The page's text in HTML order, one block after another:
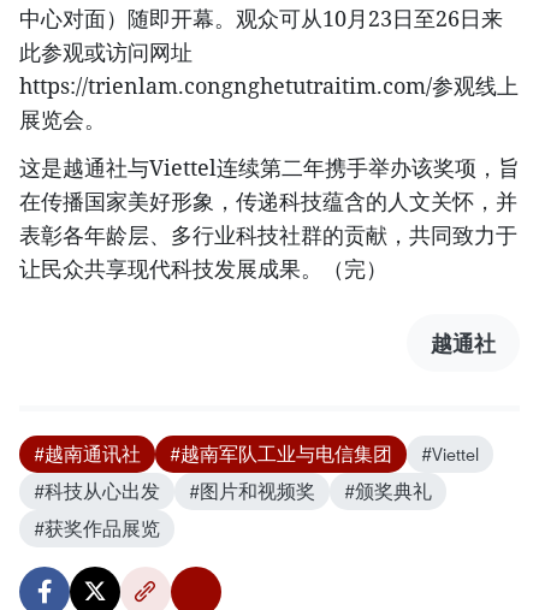
中心对面）随即开幕。观众可从10月23日至26日来
此参观或访问网址
https://trienlam.congnghetutraitim.com/参观线上
展览会。
这是越通社与Viettel连续第二年携手举办该奖项，旨
在传播国家美好形象，传递科技蕴含的人文关怀，并
表彰各年龄层、多行业科技社群的贡献，共同致力于
让民众共享现代科技发展成果。（完）
越通社
#越南通讯社 #越南军队工业与电信集团
#Viettel
#科技从心出发
#图片和视频奖
#颁奖典礼
#获奖作品展览